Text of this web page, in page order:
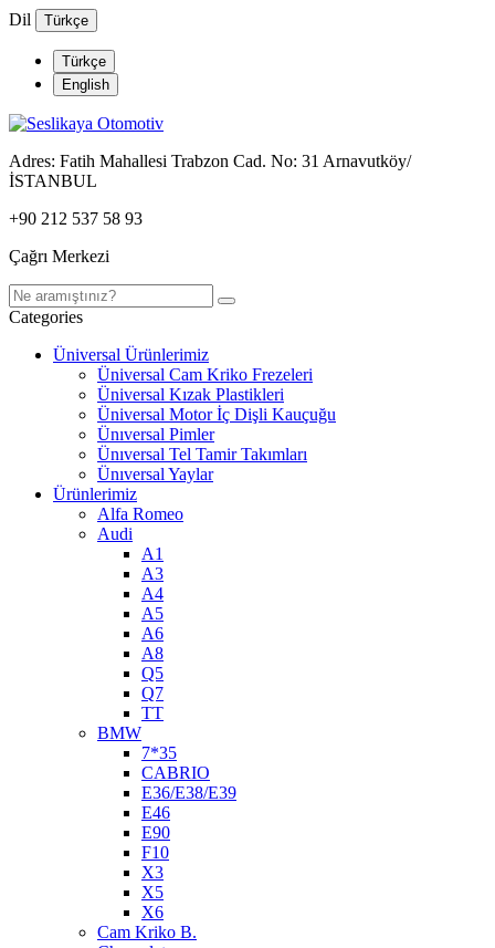
Dil Türkçe
Türkçe
English
Adres: Fatih Mahallesi Trabzon Cad. No: 31 Arnavutköy/
İSTANBUL
+90 212 537 58 93
Çağrı Merkezi
Categories
Üniversal Ürünlerimiz
Üniversal Cam Kriko Frezeleri
Üniversal Kızak Plastikleri
Üniversal Motor İç Dişli Kauçuğu
Ünıversal Pimler
Ünıversal Tel Tamir Takımları
Ünıversal Yaylar
Ürünlerimiz
Alfa Romeo
Audi
A1
A3
A4
A5
A6
A8
Q5
Q7
TT
BMW
7*35
CABRIO
E36/E38/E39
E46
E90
F10
X3
X5
X6
Cam Kriko B.